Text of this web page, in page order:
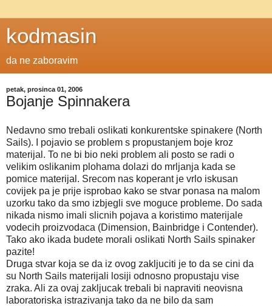
kodmasin
da ne zaboravim
petak, prosinca 01, 2006
Bojanje Spinnakera
Nedavno smo trebali oslikati konkurentske spinakere (North
Sails). I pojavio se problem s propustanjem boje kroz
materijal. To ne bi bio neki problem ali posto se radi o
velikim oslikanim plohama dolazi do mrljanja kada se
pomice materijal. Srecom nas koperant je vrlo iskusan
covijek pa je prije isprobao kako se stvar ponasa na malom
uzorku tako da smo izbjegli sve moguce probleme. Do sada
nikada nismo imali slicnih pojava a koristimo materijale
vodecih proizvodaca (Dimension, Bainbridge i Contender).
Tako ako ikada budete morali oslikati North Sails spinaker
pazite!
Druga stvar koja se da iz ovog zakljuciti je to da se cini da
su North Sails materijali losiji odnosno propustaju vise
zraka. Ali za ovaj zakljucak trebali bi napraviti neovisna
laboratoriska istrazivanja tako da ne bilo da sam